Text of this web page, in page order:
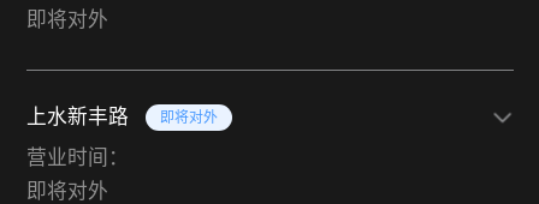
即将对外
上水新丰路 即将对外
营业时间：
即将对外